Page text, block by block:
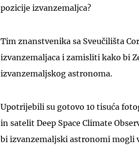
pozicije izvanzemaljca?
Tim znanstvenika sa Sveučilišta
izvanzemaljaca i zamisliti kako bi
izvanzemaljskog astronoma.
Upotrijebili su gotovo 10 tisuća
in satelit Deep Space Climate
bi izvanzemaljski astronomi mogli